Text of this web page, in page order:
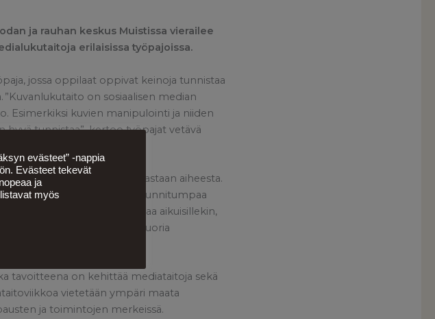
ja rauhan keskus Muistissa vierailee
erilaisissa työpajoissa.
jossa oppilaat oppivat keinoja tunnistaa
on sosiaalisen median
Esimerkiksi kuvien manipulointi ja niiden
tunnistaa”, kertoo työpajat vetävä
omat tietokirjat haluamastaan aiheesta.
tietokirja tarjoaa somea punnitumpaa
keskeinen. Se on vaikeaa aikuisillekin,
myös kannustaa lapsia ja nuoria
tavoitteena on kehittää mediataitoja sekä
vietetään ympäri maata
ja toimintojen merkeissä.
evästeet” -nappia
Evästeet tekevät
ja
myös